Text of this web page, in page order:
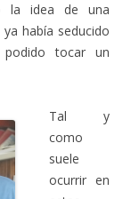
la idea de una
había seducido
tocar un
Tal y
como
suele
ocurrir en